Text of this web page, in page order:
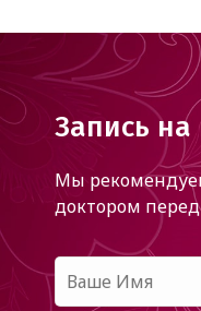
Запись
Мы
доктором